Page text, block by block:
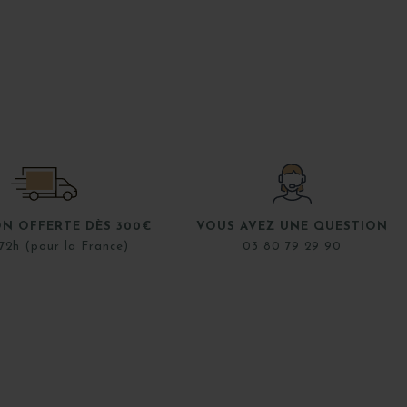
OFFERTE DÈS 300€
(pour la France)
VOUS AVEZ UNE QUESTION
03 80 79 29 90